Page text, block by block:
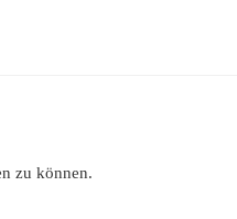
zu können.